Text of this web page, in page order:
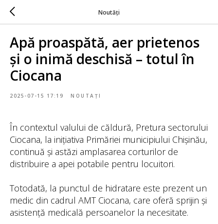
Noutăți
Apă proaspătă, aer prietenos
și o inimă deschisă – totul în
Ciocana
2025-07-15 17:19 NOUTAȚI
În contextul valului de căldură, Pretura sectorului
Ciocana, la inițiativa Primăriei municipiului Chișinău,
continuă și astăzi amplasarea corturilor de
distribuire a apei potabile pentru locuitori.
Totodată, la punctul de hidratare este prezent un
medic din cadrul AMT Ciocana, care oferă sprijin și
asistență medicală persoanelor la necesitate.